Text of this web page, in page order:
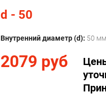
d - 50
Внутренний диаметр (d): 50
2079 руб